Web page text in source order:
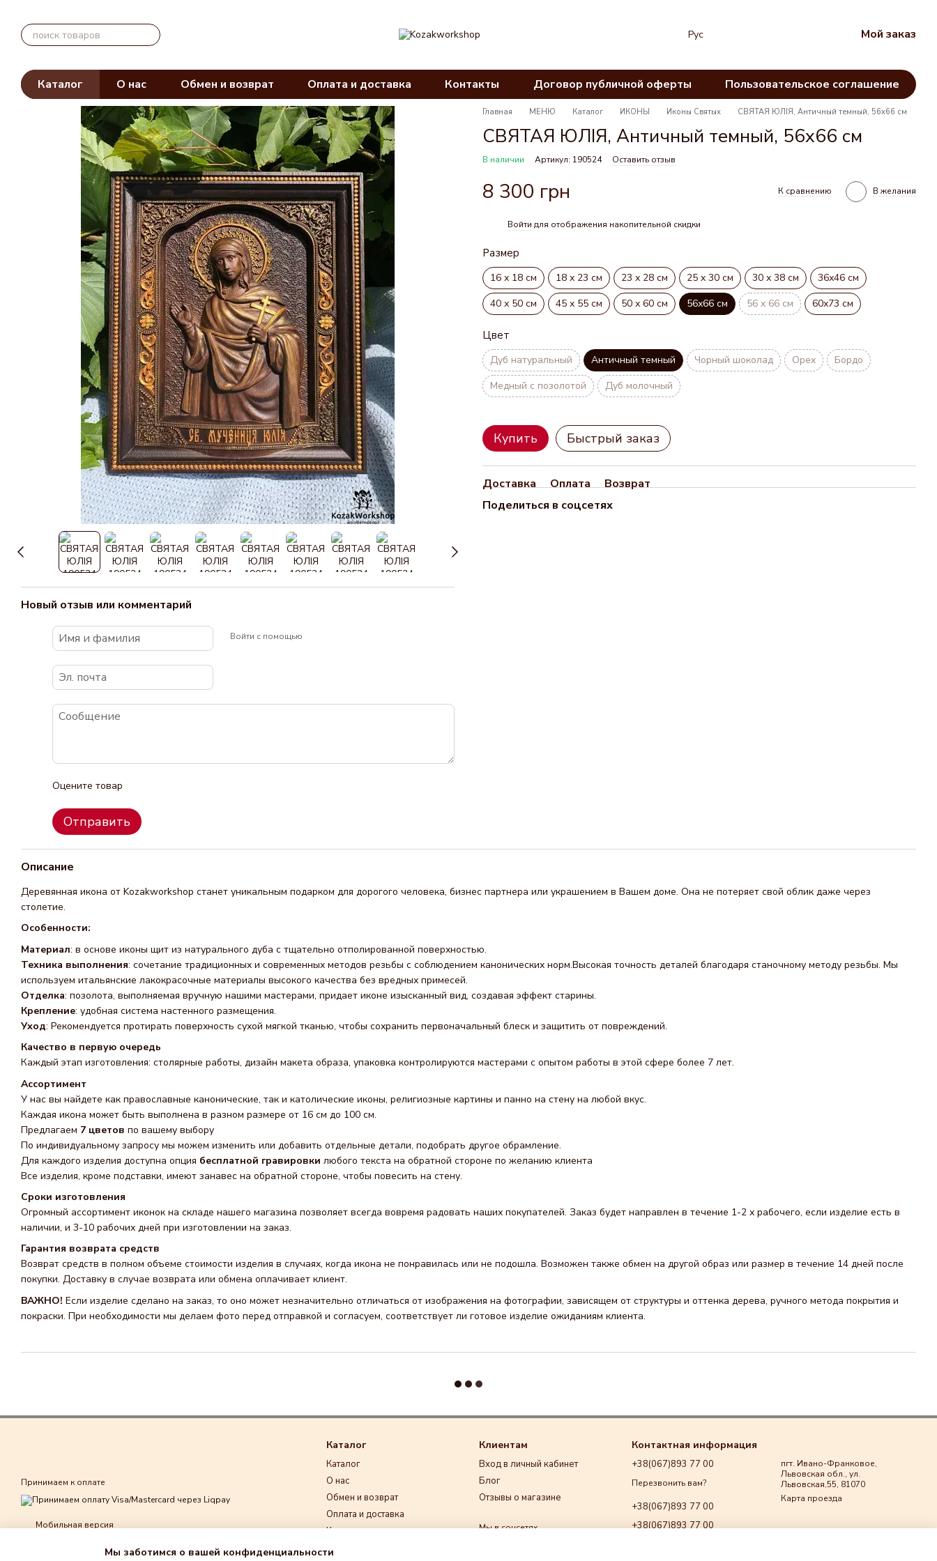
Рус
Мой заказ
Каталог О нас Обмен и возврат Оплата и доставка Контакты Договор публичной оферты Пользовательское соглашение
Новый отзыв или комментарий
Войти с помощью
Оцените товар
Отправить
Главная МЕНЮ Каталог ИКОНЫ Иконы Святых СВЯТАЯ ЮЛІЯ, Античный темный, 56х66 см
СВЯТАЯ ЮЛІЯ, Античный темный, 56х66 см
В наличии Артикул: 190524 Оставить отзыв
8 300 грн К сравнению В желания
Войти для отображения накопительной скидки
Размер
16 х 18 см 18 х 23 см 23 х 28 см 25 х 30 см 30 х 38 см
36х46 см
40 х 50 см
45 х 55 см 50 х 60 см 56х66 см 56 x 66 см 60х73 см
Цвет
Дуб натуральный Античный темный Чорный шоколад Орех
Бордо
Медный с позолотой
Дуб молочный
Купить Быстрый заказ
Доставка Оплата
Возврат
Поделиться в соцсетях
Описание
Деревянная икона от Kozakworkshop станет уникальным подарком для дорогого человека, бизнес партнера или украшением в Вашем доме. Она не потеряет свой облик даже через
столетие.
Особенности:
Материал: в основе иконы щит из натурального дуба с тщательно отполированной поверхностью.
Техника выполнения: сочетание традиционных и современных методов резьбы с соблюдением канонических норм.Высокая точность деталей благодаря станочному методу резьбы. Мы
используем итальянские лакокрасочные материалы высокого качества без вредных примесей.
Отделка: позолота, выполняемая вручную нашими мастерами, придает иконе изысканный вид, создавая эффект старины.
Крепление: удобная система настенного размещения.
Уход: Рекомендуется протирать поверхность сухой мягкой тканью, чтобы сохранить первоначальный блеск и защитить от повреждений.
Качество в первую очередь
Каждый этап изготовления: столярные работы, дизайн макета образа, упаковка контролируются мастерами с опытом работы в этой сфере более 7 лет.
Ассортимент
У нас вы найдете как православные канонические, так и католические иконы, религиозные картины и панно на стену на любой вкус.
Каждая икона может быть выполнена в разном размере от 16 см до 100 см.
Предлагаем 7 цветов по вашему выбору
По индивидуальному запросу мы можем изменить или добавить отдельные детали, подобрать другое обрамление.
Для каждого изделия доступна опция бесплатной гравировки любого текста на обратной стороне по желанию клиента
Все изделия, кроме подставки, имеют занавес на обратной стороне, чтобы повесить на стену.
Сроки изготовления
Огромный ассортимент иконок на складе нашего магазина позволяет всегда вовремя радовать наших покупателей. Заказ будет направлен в течение 1-2 х рабочего, если изделие есть в
наличии, и 3-10 рабочих дней при изготовлении на заказ.
Гарантия возврата средств
Возврат средств в полном объеме стоимости изделия в случаях, когда икона не понравилась или не подошла. Возможен также обмен на другой образ или размер в течение 14 дней после
покупки. Доставку в случае возврата или обмена оплачивает клиент.
ВАЖНО! Если изделие сделано на заказ, то оно может незначительно отличаться от изображения на фотографии, зависящем от структуры и оттенка дерева, ручного метода покрытия и
покраски. При необходимости мы делаем фото перед отправкой и согласуем, соответствует ли готовое изделие ожиданиям клиента.
Принимаем к оплате
Мобильная версия
Каталог
Каталог
О нас
Обмен и возврат
Оплата и доставка
Контакты
Договор публичной оферты
Клиентам
Вход в личный кабинет
Блог
Отзывы о магазине
Мы в соцсетях
Контактная информация
+38(067)893 77 00
Перезвонить вам?
+38(067)893 77 00
+38(067)893 77 00
пгт. Ивано-Франковое,
Львовская обл., ул.
Львовская,55, 81070
Карта проезда
Мы заботимся о вашей конфиденциальности